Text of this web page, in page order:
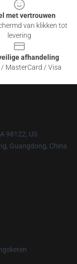
met vertrouwen
van klikken tot
levering
afhandeling
/ MasterCard / Visa
98122, US
Guangdong, China